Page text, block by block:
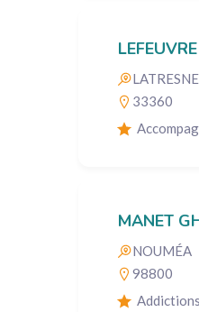
LATRESNE
33360
MANET
NOUMÉA
98800